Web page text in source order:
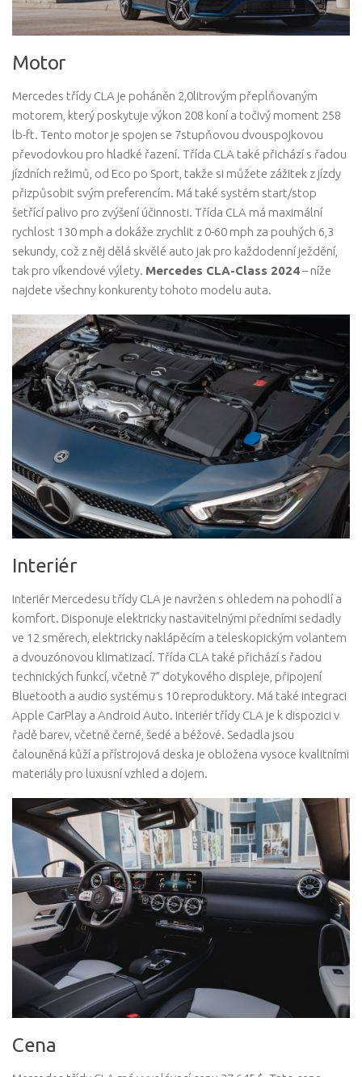
Motor
Mercedes třídy CLA je poháněn 2,0litrovým přeplňovaným
motorem, který poskytuje výkon 208 koní a točivý moment 258
lb-ft. Tento motor je spojen se 7stupňovou dvouspojkovou
převodovkou pro hladké řazení. Třída CLA také přichází s řadou
jízdních režimů, od Eco po Sport, takže si můžete zážitek z jízdy
přizpůsobit svým preferencím. Má také systém start/stop
šetřící palivo pro zvýšení účinnosti. Třída CLA má maximální
rychlost 130 mph a dokáže zrychlit z 0-60 mph za pouhých 6,3
sekundy, což z něj dělá skvělé auto jak pro každodenní ježdění,
tak pro víkendové výlety. Mercedes CLA-Class 2024– níže
najdete všechny konkurenty tohoto modelu auta.
Interiér
Interiér Mercedesu třídy CLA je navržen s ohledem na pohodlí a
komfort. Disponuje elektricky nastavitelnými předními sedadly
ve 12 směrech, elektricky naklápěcím a teleskopickým volantem
a dvouzónovou klimatizací. Třída CLA také přichází s řadou
technických funkcí, včetně 7” dotykového displeje, připojení
Bluetooth a audio systému s 10 reproduktory. Má také integraci
Apple CarPlay a Android Auto. Interiér třídy CLA je k dispozici v
řadě barev, včetně černé, šedé a béžové. Sedadla jsou
čalouněná kůží a přístrojová deska je obložena vysoce kvalitními
materiály pro luxusní vzhled a dojem.
Cena